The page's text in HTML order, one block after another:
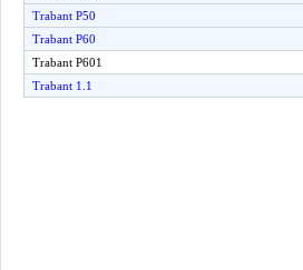
Trabant P50
Trabant P60
Trabant P601
Trabant 1.1